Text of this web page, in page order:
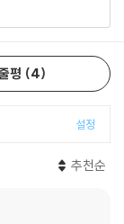
, 두려움이 그것입
! 거짓, 잔인함, 광기
이 은밀히 대기하
았다는 사실을 깨
는 충격에 빠졌다.
품들에서 예견한 디
다. 이 소설은 이런
믿지 못했다. 『위
한 경고를 던진 이
평 4
설정
추천순